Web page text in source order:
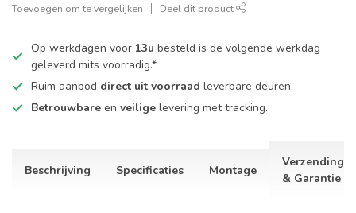
Toevoegen om te vergelijken Deel dit product
Op werkdagen voor 13u besteld is de volgende werkdag
geleverd mits voorradig.*
Ruim aanbod direct uit voorraad leverbare deuren.
Betrouwbare en veilige levering met tracking.
Beschrijving Specificaties Montage
Verzending
& Garantie